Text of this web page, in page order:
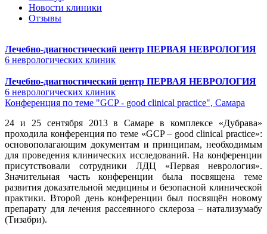
Новости клиники
Отзывы
Лечебно-диагностический центр ПЕРВАЯ НЕВРОЛОГИЯ
6 неврологических клиник
Лечебно-диагностический центр ПЕРВАЯ НЕВРОЛОГИЯ
6 неврологических клиник
Конференция по теме "GCP - good clinical practice", Самара
24 и 25 сентября 2013 в Самаре в комплексе «Дубрава»
проходила конференция по теме «GCP – good clinical practice»:
основополагающим документам и принципам, необходимым
для проведения клинических исследований. На конференции
присутствовали сотрудники ЛДЦ «Первая неврология».
Значительная часть конференции была посвящена теме
развития доказательной медицины и безопасной клинической
практики. Второй день конференции был посвящён новому
препарату для лечения рассеянного склероза – натализумабу
(Тизабри).